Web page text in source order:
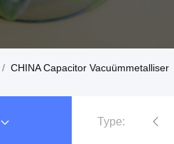
/ CHINA Capacitor Vacuümmetalliser
Type:
De Machine van filmrewinder